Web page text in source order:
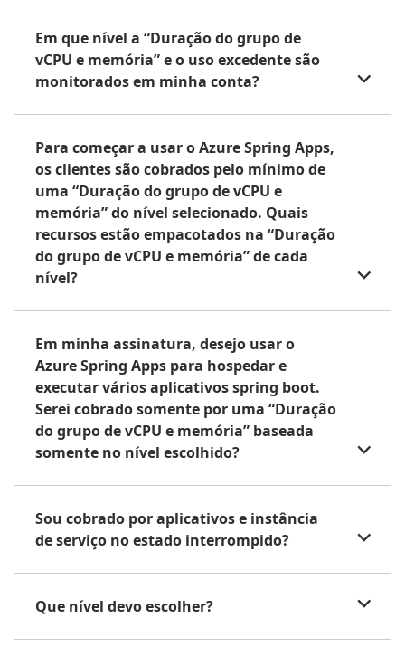
Em que nível a “Duração do grupo de
vCPU e memória” e o uso excedente são
monitorados em minha conta?
Para começar a usar o Azure Spring Apps,
os clientes são cobrados pelo mínimo de
uma “Duração do grupo de vCPU e
memória” do nível selecionado. Quais
recursos estão empacotados na “Duração
do grupo de vCPU e memória” de cada
nível?
Em minha assinatura, desejo usar o
Azure Spring Apps para hospedar e
executar vários aplicativos spring boot.
Serei cobrado somente por uma “Duração
do grupo de vCPU e memória” baseada
somente no nível escolhido?
Sou cobrado por aplicativos e instância
de serviço no estado interrompido?
Que nível devo escolher?